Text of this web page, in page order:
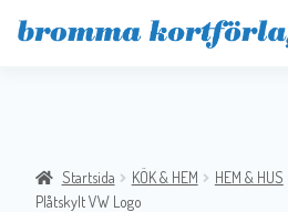
Startsida KÖK & HEM HEM & HUS
Plåtskylt VW Logo